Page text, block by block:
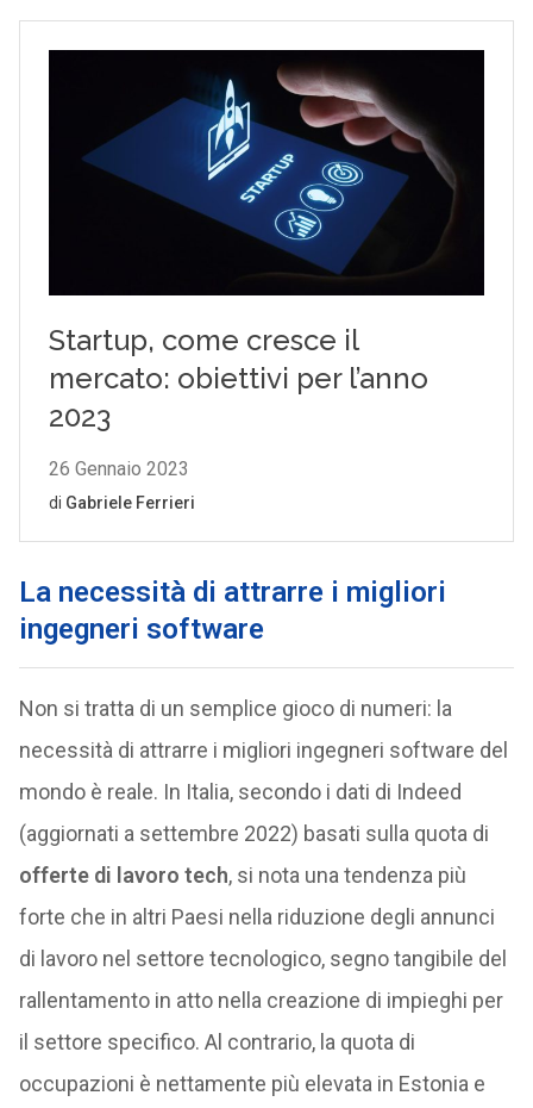
La necessità di attrarre i migliori
ingegneri software
Non si tratta di un semplice gioco di numeri: la
necessità di attrarre i migliori ingegneri software del
mondo è reale. In Italia, secondo i dati di Indeed
(aggiornati a settembre 2022) basati sulla quota di
offerte di lavoro tech, si nota una tendenza più
forte che in altri Paesi nella riduzione degli annunci
di lavoro nel settore tecnologico, segno tangibile del
rallentamento in atto nella creazione di impieghi per
il settore specifico. Al contrario, la quota di
occupazioni è nettamente più elevata in Estonia e